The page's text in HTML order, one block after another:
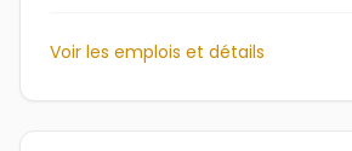
Voir les emplois et détails